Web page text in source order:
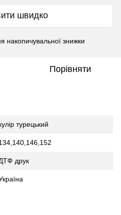
швидко
накопичувальної знижки
Порівняти
турецький
друк